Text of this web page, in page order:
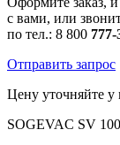
с вами, или
по тел.: 8 800 777-
Отправить запрос
Цену уточняйте у
SOGEVAC SV